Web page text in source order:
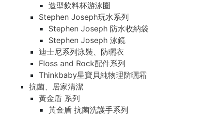
造型飲料杯游泳圈
Stephen Joseph玩水系列
Stephen Joseph 防水收納袋
Stephen Joseph 泳鏡
迪士尼系列泳裝、防曬衣
Floss and Rock配件系列
Thinkbaby星寶貝純物理防曬霜
抗菌、居家清潔
黃金盾 系列
黃金盾 抗菌洗護手系列